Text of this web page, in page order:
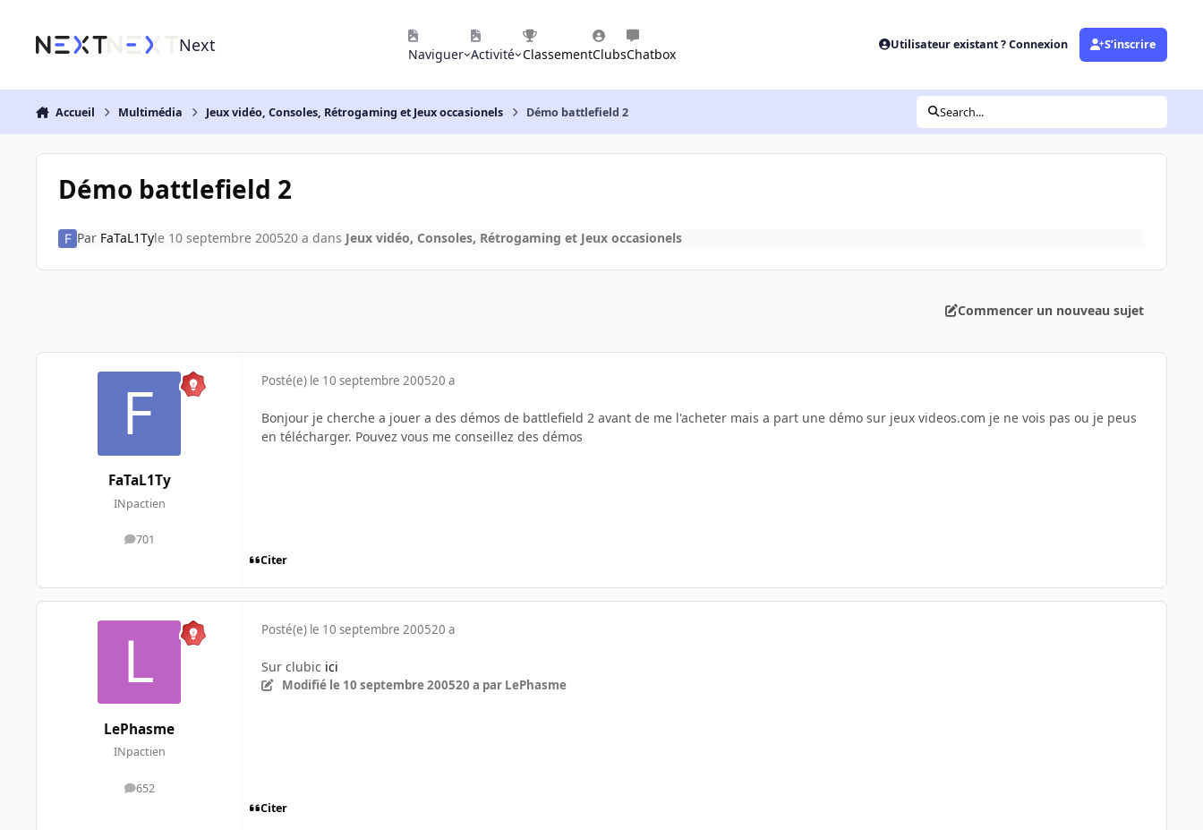
Next Naviguer Activité ClassementClubsChatbox
Utilisateur existant ? Connexion S’inscrire
Accueil Multimédia Jeux vidéo, Consoles, Rétrogaming et Jeux occasionels Démo battlefield 2 Search...
Démo battlefield 2
Par FaTaL1Tyle 10 septembre 200520 a dans Jeux vidéo, Consoles, Rétrogaming et Jeux occasionels
Commencer un nouveau sujet
FaTaL1Ty
INpactien
701
messages
Posté(e) le 10 septembre 200520 a
Bonjour je cherche a jouer a des démos de battlefield 2 avant de me l'acheter mais a part une démo sur jeux videos.com je ne vois pas ou je peus
en télécharger. Pouvez vous me conseillez des démos
Citer
LePhasme
INpactien
652
messages
Posté(e) le 10 septembre 200520 a
Sur clubic ici
Modifié le 10 septembre 200520 a par LePhasme
Citer